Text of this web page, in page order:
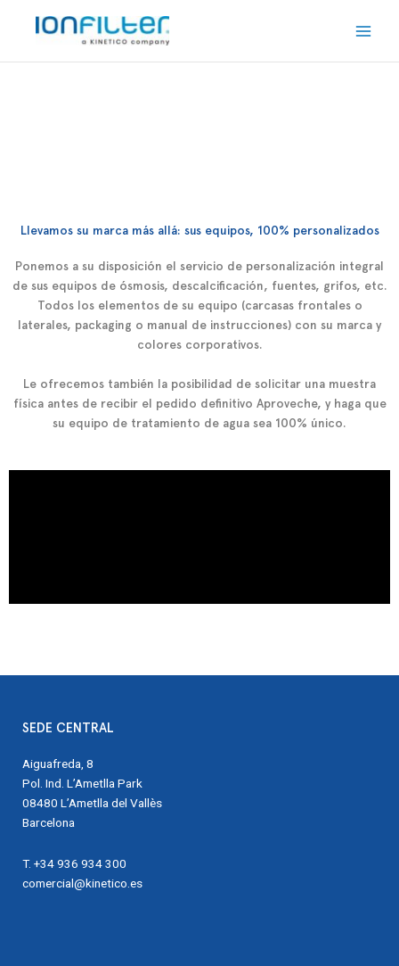
Llevamos su marca más allá: sus equipos, 100% personalizados
Ponemos a su disposición el servicio de personalización integral
de sus equipos de ósmosis, descalcificación, fuentes, grifos, etc.
Todos los elementos de su equipo (carcasas frontales o
laterales, packaging o manual de instrucciones) con su marca y
colores corporativos.
Le ofrecemos también la posibilidad de solicitar una muestra
físicaantes de recibir el pedido definitivo Aproveche, y haga que
su equipo de tratamiento de agua sea 100% único.
SEDE CENTRAL
Aiguafreda, 8
Pol. Ind. L’Ametlla Park
08480 L’Ametlla del Vallès
Barcelona
T. +34 936 934 300
comercial@kinetico.es